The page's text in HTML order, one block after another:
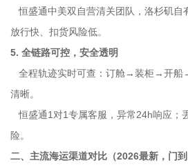
恒盛通中美双自营清关团队，洛杉矶自
放行快、扣货风险低。
5. 全链路可控，安全透明
全程轨迹实时可查：订舱→装柜→开
清晰。
恒盛通1对1专属客服，异常24h响应；
险。
二、主流海运渠道对比（2026最新，门到